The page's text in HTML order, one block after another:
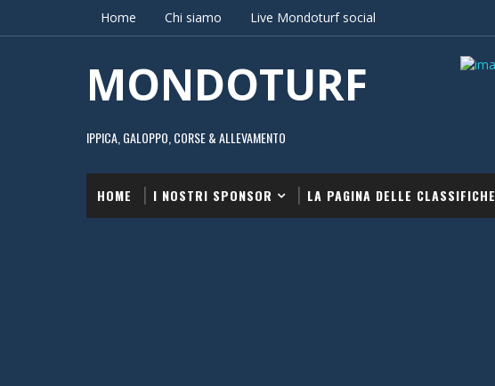
Home Chi siamo Live Mondoturf social
MONDOTURF
IPPICA, GALOPPO, CORSE & ALLEVAMENTO
HOME I NOSTRI SPONSOR LA PAGINA DELLE CLASSIFICHE